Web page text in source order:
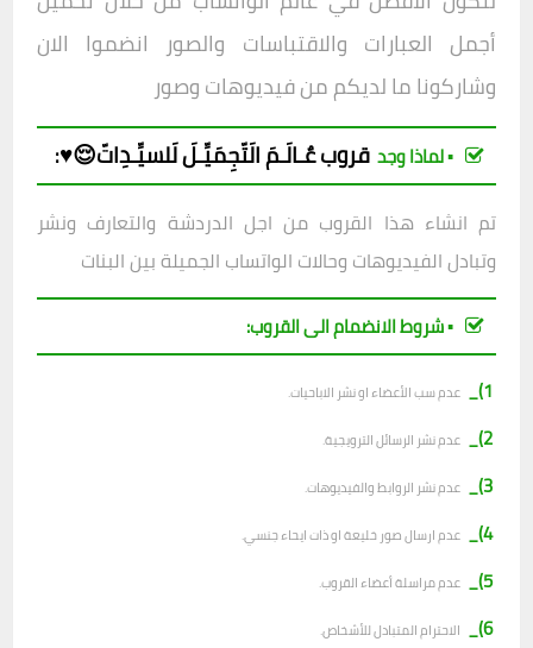
أجمل العبارات والاقتباسات والصور انضموا الان
وشاركونا ما لديكم من فيديوهات وصور
▪︎ لماذا وجد قروبعٌـالَـمَ الَتّجِمَيِّـلَ لَلسيِّـدِاتّ😌♥️:
تم انشاء هذا القروب من اجل الدردشة والتعارف ونشر
وتبادل الفيديوهات وحالات الواتساب الجميلة بين البنات
▪︎ شروط الانضمام الى القروب:
1)_
عدم سب الأعضاء او نشر الاباحيات.
2)_ عدم نشر الرسائل الترويجية.
3)_ عدم نشر الروابط والفيديوهات.
4)_ عدم ارسال صور خليعة او ذات ايحاء جنسي.
5)_ عدم مراسلة أعضاء القروب.
6)_ الاحترام المتبادل للأشخاص.